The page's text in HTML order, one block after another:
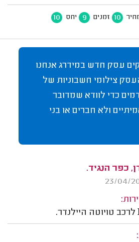
10 זמנים 9 יחס 10
עסק חדש במידרג אנחנו
צילומי חשבוניות של
כדי לוודא שמדובר
ולא חברים או בני
כפר הנגיד.